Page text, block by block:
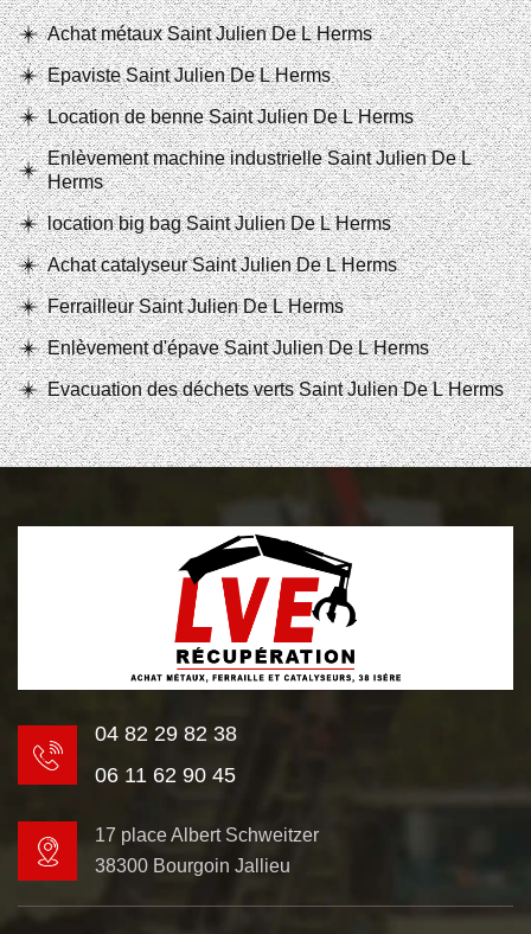
Achat métaux Saint Julien De L Herms
Epaviste Saint Julien De L Herms
Location de benne Saint Julien De L Herms
Enlèvement machine industrielle Saint Julien De L
Herms
location big bag Saint Julien De L Herms
Achat catalyseur Saint Julien De L Herms
Ferrailleur Saint Julien De L Herms
Enlèvement d'épave Saint Julien De L Herms
Evacuation des déchets verts Saint Julien De L Herms
04 82 29 82 38
06 11 62 90 45
17 place Albert Schweitzer
38300 Bourgoin Jallieu